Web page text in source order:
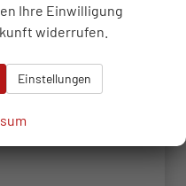
Ihre Einwilligung
widerrufen.
Einstellungen